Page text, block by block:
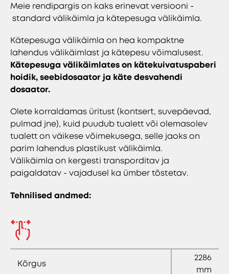
Meie rendipargis on kaks erinevat versiooni -
standard välikäimla ja kätepesuga välikäimla.
Kätepesuga välikäimla on hea kompaktne
lahendus välikäimlast ja kätepesu võimalusest.
Kätepesuga välikäimlates on kätekuivatuspaberi
hoidik, seebidosaator ja käte desvahendi
dosaator.
Olete korraldamas üritust (kontsert, suvepäevad,
pulmad jne), kuid puudub tualett või olemasolev
tualett on väikese võimekusega, selle jaoks on
parim lahendus plastikust välikäimla.
Välikäimla on kergesti transporditav ja
paigaldatav - vajadusel ka ümber tõstetav.
Tehnilised andmed:
Kõrgus
2286
mm